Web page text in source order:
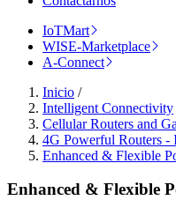
IoTMart
WISE-Marketplace
A-Connect
Inicio /
Intelligent Connectivity
Cellular Routers and
4G Powerful Routers
Enhanced & Flexible
Enhanced & Flexible